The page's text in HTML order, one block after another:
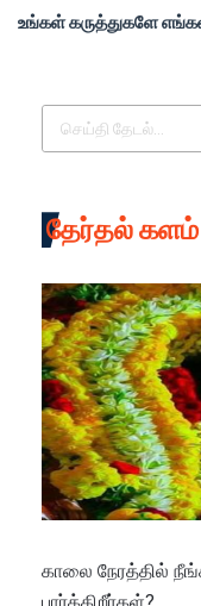
உங்கள் கருத்துகளே
தேர்தல் களம்
காலை நேரத்தில்